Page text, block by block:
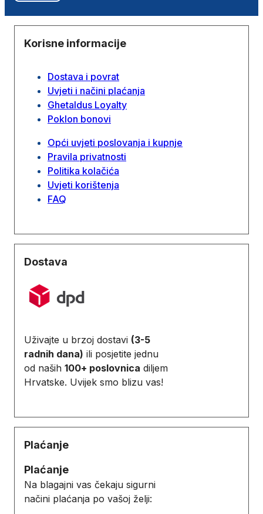
Korisne informacije
Dostava i povrat
Uvjeti i načini plaćanja
Ghetaldus Loyalty
Poklon bonovi
Opći uvjeti poslovanja i kupnje
Pravila privatnosti
Politika kolačića
Uvjeti korištenja
FAQ
Dostava
Uživajte u brzoj dostavi (3-5
radnih dana) ili posjetite jednu
od naših 100+ poslovnica diljem
Hrvatske. Uvijek smo blizu vas!
Plaćanje
Plaćanje
Na blagajni vas čekaju sigurni
načini plaćanja po vašoj želji: